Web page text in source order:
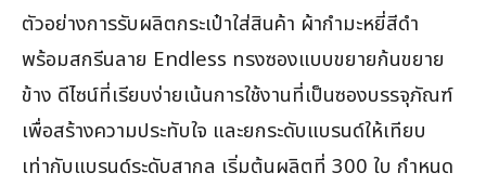
ตัวอย่างการรับผลิตกระเป๋าใส่สินค้า ผ้ากำมะหยี่สีดำ
พร้อมสกรีนลาย Endless ทรงซองแบบขยายก้นขยาย
ข้าง ดีไซน์ที่เรียบง่ายเน้นการใช้งานที่เป็นซองบรรจุภัณฑ์
เพื่อสร้างความประทับใจ และยกระดับแบรนด์ให้เทียบ
เท่ากับแบรนด์ระดับสากล เริ่มต้นผลิตที่ 300 ใบ กำหนด